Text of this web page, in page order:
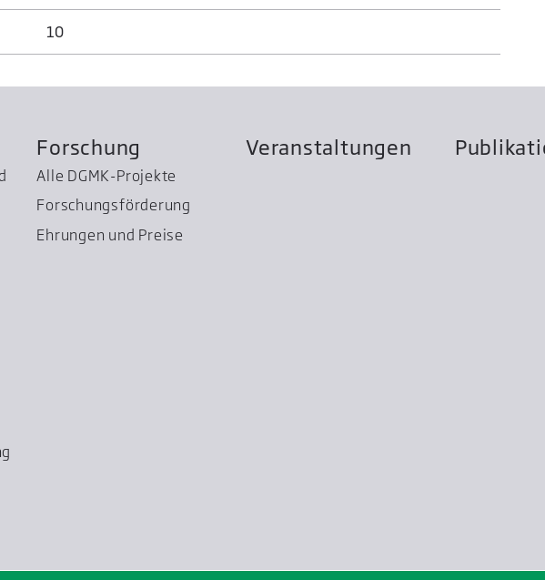
10
Forschung
Alle DGMK-Projekte
Forschungsförderung
Ehrungen und Preise
Veranstaltungen